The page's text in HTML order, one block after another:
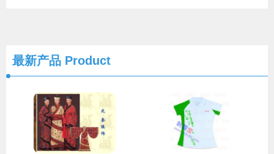
最新产品 Product